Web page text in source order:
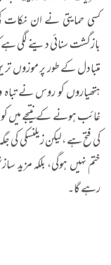
کسی حمایتی نے ان
بازگشت سنائی دینے لگی
متبادل کے طور پر موزوں
ہتھیاروں کو روس نے تباہ
غائب ہونے کے نتیجے میں
کی فتح ہے ،لیکن زیلنسکی
ختم نہیں ہوگی، بلکہ
رہے گا۔